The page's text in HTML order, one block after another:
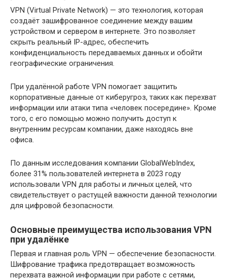
VPN (Virtual Private Network) — это технология, которая
создаёт зашифрованное соединение между вашим
устройством и сервером в интернете. Это позволяет
скрыть реальный IP-адрес, обеспечить
конфиденциальность передаваемых данных и обойти
географические ограничения.
При удалённой работе VPN помогает защитить
корпоративные данные от киберугроз, таких как перехват
информации или атаки типа «человек посередине». Кроме
того, с его помощью можно получить доступ к
внутренним ресурсам компании, даже находясь вне
офиса.
По данным исследования компании GlobalWebIndex,
более 31% пользователей интернета в 2023 году
использовали VPN для работы и личных целей, что
свидетельствует о растущей важности данной технологии
для цифровой безопасности.
Основные преимущества использования VPN
при удалёнке
Первая и главная роль VPN — обеспечение безопасности.
Шифрование трафика предотвращает возможность
перехвата важной информации при работе с сетями,